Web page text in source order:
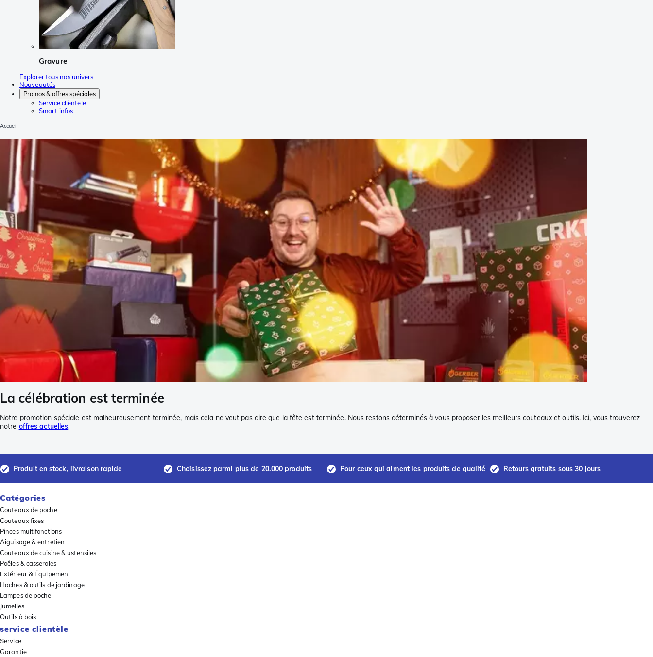
Gravure
Explorer tous nos univers
Nouveautés
Promos & offres spéciales
Service clièntele
Smart infos
Accueil
La célébration est terminée
Notre promotion spéciale est malheureusement terminée, mais cela ne veut pas dire que la fête est terminée. Nous restons déterminés à vous proposer les meilleurs couteaux et outils. Ici, vous trouverez
notre offres actuelles.
Produit en stock, livraison rapide Choisissez parmi plus de 20.000 produits Pour ceux qui aiment les produits de qualité Retours gratuits sous 30 jours
Catégories
Couteaux de poche
Couteaux fixes
Pinces multifonctions
Aiguisage & entretien
Couteaux de cuisine & ustensiles
Poêles & casseroles
Extérieur & Équipement
Haches & outils de jardinage
Lampes de poche
Jumelles
Outils à bois
service clientèle
Service
Garantie